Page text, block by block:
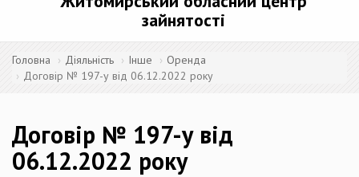
зайнятості
Головна Діяльність Інше
Оренда
Договір № 197-у від 06.12.2022 року
Договір № 197-у від
06.12.2022 року